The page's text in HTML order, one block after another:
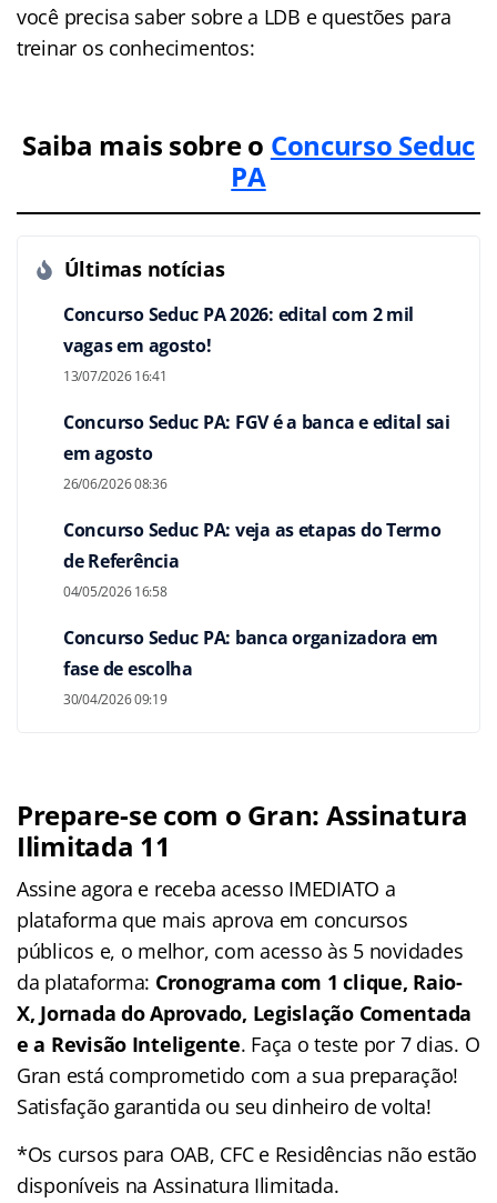
você precisa saber sobre a LDB e questões para
treinar os conhecimentos:
Saiba mais sobre o Concurso Seduc
PA
Últimas notícias
Concurso Seduc PA 2026: edital com 2 mil
vagas em agosto!
13/07/2026 16:41
Concurso Seduc PA: FGV é a banca e edital sai
em agosto
26/06/2026 08:36
Concurso Seduc PA: veja as etapas do Termo
de Referência
04/05/2026 16:58
Concurso Seduc PA: banca organizadora em
fase de escolha
30/04/2026 09:19
Prepare-se com o Gran: Assinatura
Ilimitada 11
Assine agora e receba acesso IMEDIATO a
plataforma que mais aprova em concursos
públicos e, o melhor, com acesso às 5 novidades
da plataforma: Cronograma com 1 clique, Raio-
X, Jornada do Aprovado, Legislação Comentada
e a Revisão Inteligente. Faça o teste por 7 dias. O
Gran está comprometido com a sua preparação!
Satisfação garantida ou seu dinheiro de volta!
*Os cursos para OAB, CFC e Residências não estão
disponíveis na Assinatura Ilimitada.